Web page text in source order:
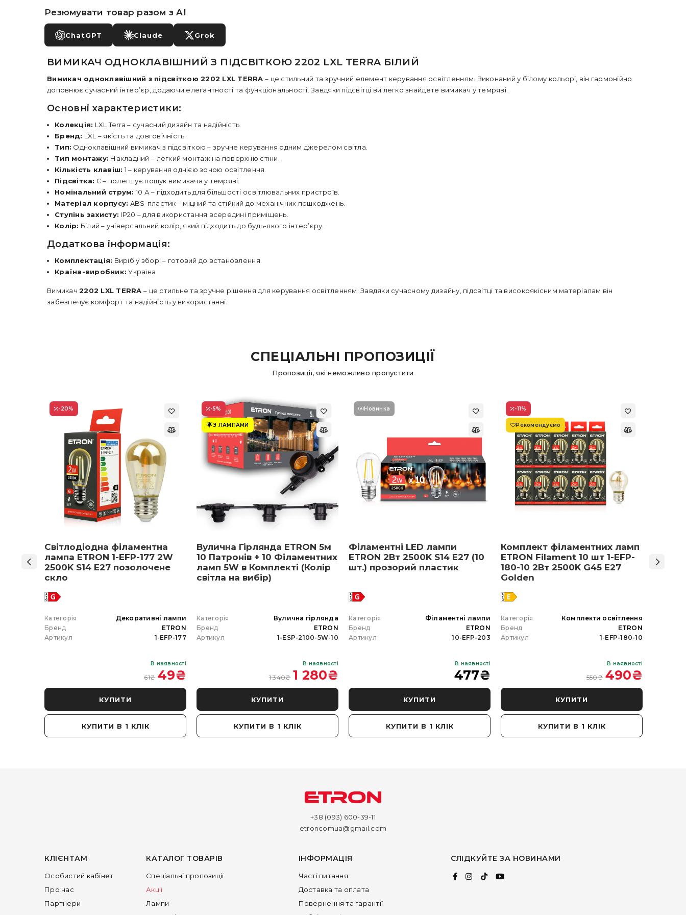
Резюмувати товар разом з AI
ChatGPT Claude Grok
ВИМИКАЧ ОДНОКЛАВІШНИЙ З ПІДСВІТКОЮ 2202 LXL TERRA БІЛИЙ
Вимикач одноклавішний з підсвіткою 2202 LXL TERRA – це стильний та зручний елемент керування освітленням. Виконаний у білому кольорі, він гармонійно
доповнює сучасний інтер’єр, додаючи елегантності та функціональності. Завдяки підсвітці ви легко знайдете вимикач у темряві.
Основні характеристики:
Колекція: LXL Terra – сучасний дизайн та надійність.
Бренд: LXL – якість та довговічність.
Тип: Одноклавішний вимикач з підсвіткою – зручне керування одним джерелом світла.
Тип монтажу: Накладний – легкий монтаж на поверхню стіни.
Кількість клавіш: 1 – керування однією зоною освітлення.
Підсвітка: Є – полегшує пошук вимикача у темряві.
Номінальний струм: 10 А – підходить для більшості освітлювальних пристроїв.
Матеріал корпусу: ABS-пластик – міцний та стійкий до механічних пошкоджень.
Ступінь захисту: IP20 – для використання всередині приміщень.
Колір: Білий – універсальний колір, який підходить до будь-якого інтер’єру.
Додаткова інформація:
Комплектація: Виріб у зборі – готовий до встановлення.
Країна-виробник: Україна
Вимикач2202 LXL TERRA – це стильне та зручне рішення для керування освітленням. Завдяки сучасному дизайну, підсвітці та високоякісним матеріалам він
забезпечує комфорт та надійність у використанні.
СПЕЦІАЛЬНІ ПРОПОЗИЦІЇ
Пропозиції, які неможливо пропустити
-20%
Світлодіодна філаментна
лампа ETRON 1-EFP-177 2W
2500K S14 E27 позолочене
скло
Категорія
Декоративні лампи
Бренд
ETRON
Артикул
1-EFP-177
В наявності
61₴ 49₴
КУПИТИ
КУПИТИ В 1 КЛІК
-5%
З ЛАМПАМИ
Вулична Гірлянда ETRON 5м
10 Патронів + 10 Філаментних
ламп 5W в Комплекті (Колір
світла на вибір)
Категорія
Вулична гірлянда
Бренд
ETRON
Артикул
1-ESP-2100-5W-10
В наявності
1 340₴ 1 280₴
КУПИТИ
КУПИТИ В 1 КЛІК
Новинка
Філаментні LED лампи
ETRON 2Вт 2500K S14 E27 (10
шт.) прозорий пластик
Категорія
Філаментні лампи
Бренд
ETRON
Артикул
10-EFP-203
В наявності
477₴
КУПИТИ
КУПИТИ В 1 КЛІК
-11%
Рекомендуємо
Комплект філаментних ламп
ETRON Filament 10 шт 1-EFP-
180-10 2Вт 2500K G45 E27
Golden
Категорія
Комплекти освітлення
Бренд
ETRON
Артикул
1-EFP-180-10
В наявності
550₴ 490₴
КУПИТИ
КУПИТИ В 1 КЛІК
48 Вт
+38 (093) 600-39-11
etroncomua@gmail.com
КЛІЄНТАМ
Особистий кабінет
Про нас
Партнери
КАТАЛОГ ТОВАРІВ
Спеціальні пропозиції
Акції
Лампи
ІНФОРМАЦІЯ
Часті питання
Доставка та оплата
Повернення та гарантії
СЛІДКУЙТЕ ЗА НОВИНАМИ